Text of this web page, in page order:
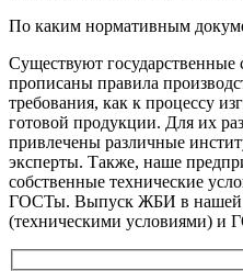
По каким нормативным
Существуют
прописаны правила
требования, как к процессу
готовой продукции. Для их
привлечены различные
эксперты. Также, наше
собственные технические
ГОСТы. Выпуск ЖБИ в нашей
(техническими условиями) и